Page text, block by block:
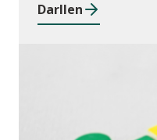
Darllen